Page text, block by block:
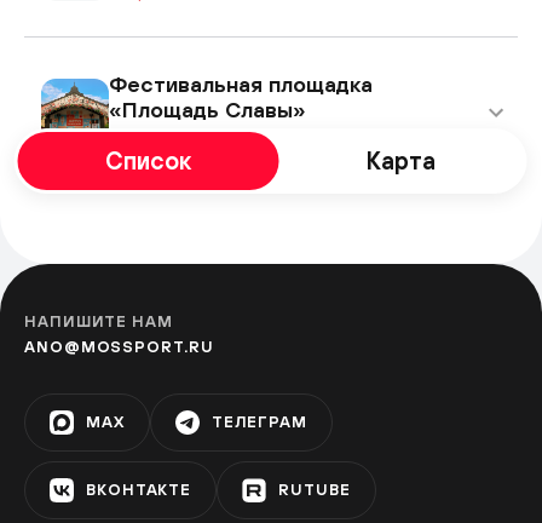
Фестивальная площадка
«Площадь Славы»
ЗЯБЛИКОВО
Список Карта
НАПИШИТЕ НАМ
ANO@MOSSPORT.RU
MAX ТЕЛЕГРАМ
ВКОНТАКТЕ RUTUBE